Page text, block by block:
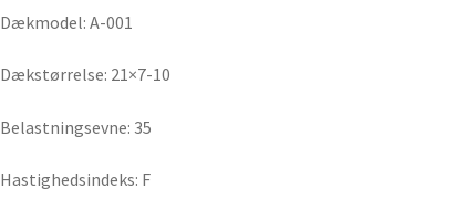
Dækmodel: A-001
Dækstørrelse: 21×7-10
Belastningsevne: 35
Hastighedsindeks: F